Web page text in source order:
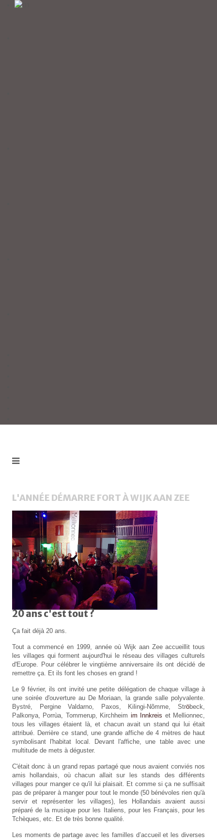
L'ANNÉE DÉMARRE FORT À WIJK AAN ZEE
20 ans c'est tout ?
Ça fait déjà 20 ans.
Tout a commencé en 1999, année où Wijk aan Zee accueillit tous
les villages qui forment aujourd'hui le réseau des villages culturels
d'Europe. Pour célébrer le vingtième anniversaire ils ont décidé de
remettre ça. Et ils font les choses en grand !
Le 9 février, ils ont invité une petite délégation de chaque village à
une soirée d'ouverture au De Moriaan, la grande salle polyvalente.
Bystré, Pergine Valdarno, Paxos, Kilingi-Nõmme, Ströbeck,
Palkonya, Porrùa, Tommerup, Kirchheim im Innkreis et Mellionnec,
tous les villages étaient là, et chacun avait un stand qui lui était
attribué. Derrière ce stand, une grande affiche de 4 mètres de haut
symbolisant l'habitat local. Devant l'affiche, une table avec une
multitude de mets à déguster.
C'était donc à un grand repas partagé que nous avaient conviés nos
amis hollandais, où chacun allait sur les stands des différents
villages pour manger ce qu'il lui plaisait. Et comme si ça ne suffisait
pas de préparer à manger pour tout le monde (50 bénévoles rien qu'à
servir et représenter les villages), les Hollandais avaient aussi
préparé de la musique pour les Italiens, pour les Français, pour les
Tchèques, etc. Et de très bonne qualité.
Les moments de partage avec les familles d’accueil et les diverses